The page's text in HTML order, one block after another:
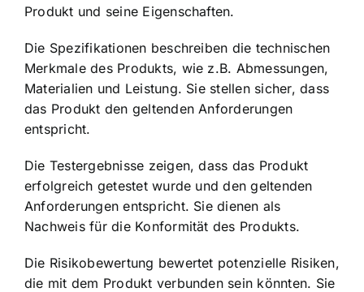
Produkt und seine Eigenschaften.
Die Spezifikationen beschreiben die technischen
Merkmale des Produkts, wie z.B. Abmessungen,
Materialien und Leistung. Sie stellen sicher, dass
das Produkt den geltenden Anforderungen
entspricht.
Die Testergebnisse zeigen, dass das Produkt
erfolgreich getestet wurde und den geltenden
Anforderungen entspricht. Sie dienen als
Nachweis für die Konformität des Produkts.
Die Risikobewertung bewertet potenzielle Risiken,
die mit dem Produkt verbunden sein könnten. Sie